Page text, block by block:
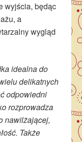
wyjścia, będąc
a
wygląd
idealna do
delikatnych
odpowiedni
rozprowadza
nawilżającej,
Także